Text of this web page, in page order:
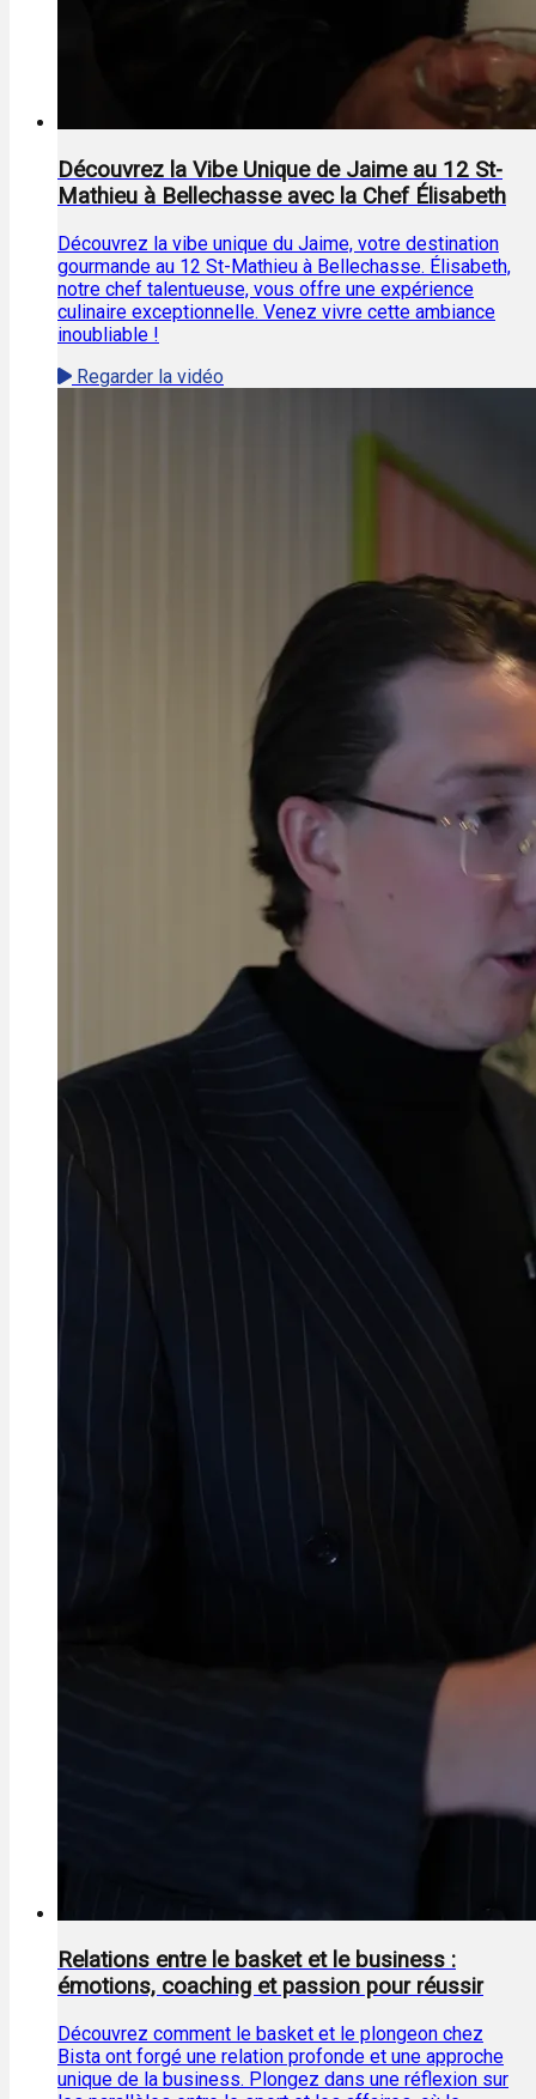
Découvrez la Vibe Unique de Jaime au 12 St-
Mathieu à Bellechasse avec la Chef Élisabeth
Découvrez la vibe unique du Jaime, votre destination
gourmande au 12 St-Mathieu à Bellechasse. Élisabeth,
notre chef talentueuse, vous offre une expérience
culinaire exceptionnelle. Venez vivre cette ambiance
inoubliable !
Regarder la vidéo
Relations entre le basket et le business :
émotions, coaching et passion pour réussir
Découvrez comment le basket et le plongeon chez
Bista ont forgé une relation profonde et une approche
unique de la business. Plongez dans une réflexion sur